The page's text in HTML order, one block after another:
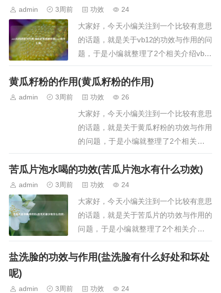
深色米糊,每天一杯,营养易吸收,养出好身
糊有以下…
admin 3周前 功效 24
大家好，今天小编关注到一个比较有意思
的话题，就是关于vb12的功效与作用的问
题，于是小编就整理了2个相关介绍vb12
的功效与作用的解答，让我们一起看看
吧。文章目录：vb12片的功效与作用 原
来还有这种作用vb12有什么用一、vb12
片的功效与作用 原来还有这种作用vb12
片的主要功效与作用包括：治疗…
黄瓜籽粉的作用(黄瓜籽粉的作用)
admin 3周前 功效 26
大家好，今天小编关注到一个比较有意思
的话题，就是关于黄瓜籽粉的功效与作用
的问题，于是小编就整理了2个相关介绍
黄瓜籽粉的功效与作用的解答，让我们一
起看看吧。文章目录：黄瓜籽粉的作用黄
瓜籽粉的作用一、黄瓜籽粉的作用黄瓜籽
粉具有补钙、续筋接骨、调节血脂、美容
抗氧化及抗疲劳等作用，具体如下：…
苦瓜片泡水喝的功效(苦瓜片泡水有什么功效)
admin 3周前 功效 24
大家好，今天小编关注到一个比较有意思
的话题，就是关于苦瓜片的功效与作用的
问题，于是小编就整理了2个相关介绍苦
瓜片的功效与作用的解答，让我们一起看
看吧。文章目录：苦瓜片泡水喝的功效苦
功效苦瓜片泡水喝具有调节血糖、清热解
盐洗脸的功效与作用(盐洗脸有什么好处和坏处
呢)
admin 3周前 功效 24